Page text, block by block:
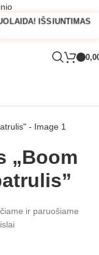
IŠSIUNTIMAS
Boom Šunyčių
„Boom
ir paruošiame